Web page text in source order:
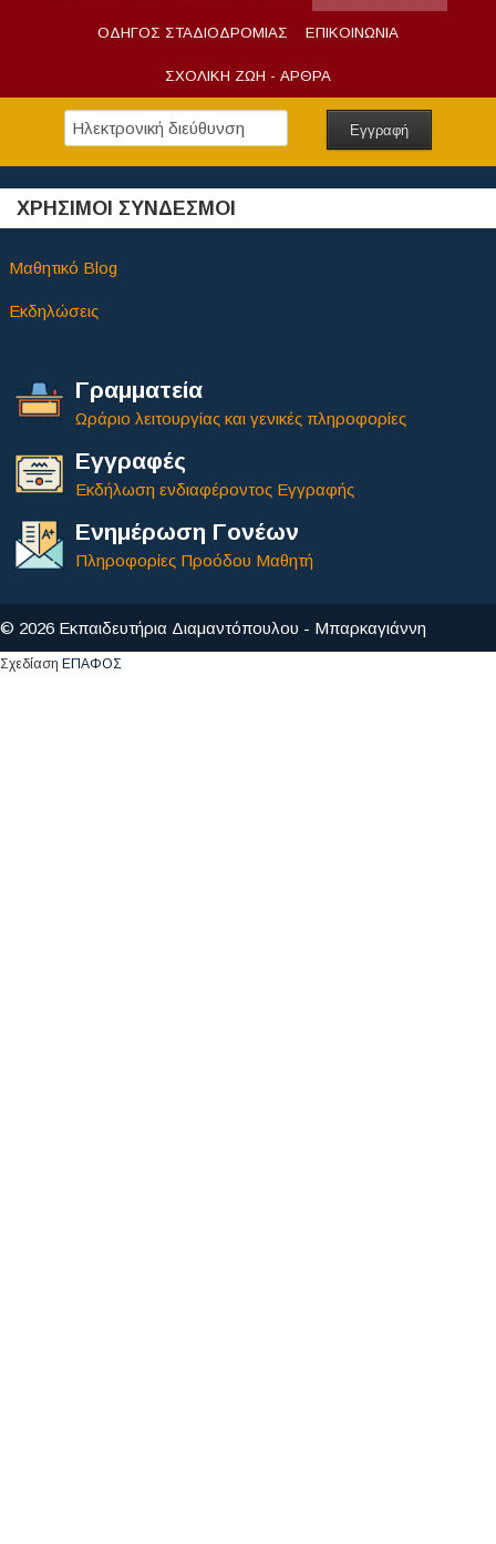
ΟΔΗΓΟΣ ΣΤΑΔΙΟΔΡΟΜΙΑΣ ΕΠΙΚΟΙΝΩΝΙΑ
ΣΧΟΛΙΚΗ ΖΩΗ - ΑΡΘΡΑ
ΧΡΗΣΙΜΟΙ ΣΥΝΔΕΣΜΟΙ
Μαθητικό Blog
Εκδηλώσεις
Γραμματεία
Ωράριο λειτουργίας και γενικές πληροφορίες
Εγγραφές
Εκδήλωση ενδιαφέροντος Εγγραφής
Ενημέρωση Γονέων
Πληροφορίες Προόδου Μαθητή
© 2026 Εκπαιδευτήρια Διαμαντόπουλου - Μπαρκαγιάννη
Σχεδίαση ΕΠΑΦΟΣ